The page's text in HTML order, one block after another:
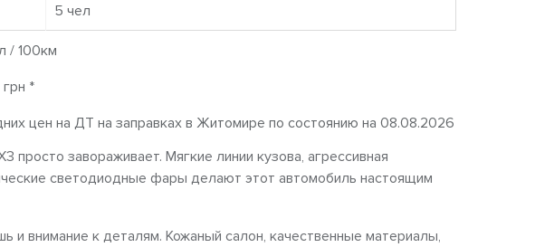
5 чел
/ 100км
грн *
цен на ДТ на заправках в Житомире по состоянию на 08.08.2026
просто завораживает. Мягкие линии кузова, агрессивная
светодиодные фары делают этот автомобиль настоящим
и внимание к деталям. Кожаный салон, качественные материалы,